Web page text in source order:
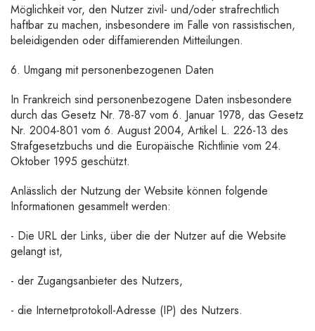
Möglichkeit vor, den Nutzer zivil- und/oder strafrechtlich
haftbar zu machen, insbesondere im Falle von rassistischen,
beleidigenden oder diffamierenden Mitteilungen.
6. Umgang mit personenbezogenen Daten
In Frankreich sind personenbezogene Daten insbesondere
durch das Gesetz Nr. 78-87 vom 6. Januar 1978, das Gesetz
Nr. 2004-801 vom 6. August 2004, Artikel L. 226-13 des
Strafgesetzbuchs und die Europäische Richtlinie vom 24.
Oktober 1995 geschützt.
Anlässlich der Nutzung der Website können folgende
Informationen gesammelt werden:
- Die URL der Links, über die der Nutzer auf die Website
gelangt ist,
- der Zugangsanbieter des Nutzers,
- die Internetprotokoll-Adresse (IP) des Nutzers.